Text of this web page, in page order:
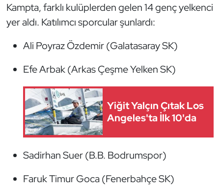
Kampta, farklı kulüplerden gelen 14 genç yelkenci
yer aldı. Katılımcı sporcular şunlardı:
Ali Poyraz Özdemir (Galatasaray SK)
Efe Arbak (Arkas Çeşme Yelken SK)
Yiğit Yalçın Çıtak Los
Angeles'ta İlk 10'da
Sadirhan Suer (B.B. Bodrumspor)
Faruk Timur Goca (Fenerbahçe SK)
Hentbol
İşitme Engelli Sporcular
Karate
Kayak
Kempo
Kick Boks